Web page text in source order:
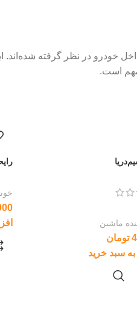
خودرو در نظر گرفته
مهم است.
ماشین
تومان
به سبد خرید